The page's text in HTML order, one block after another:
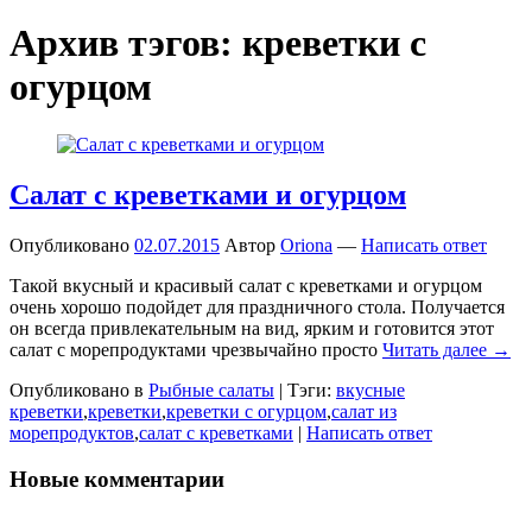
Архив тэгов: креветки с
огурцом
Салат с креветками и огурцом
Опубликовано 02.07.2015 Автор Oriona — Написать ответ
Такой вкусный и красивый салат с креветками и огурцом
очень хорошо подойдет для праздничного стола. Получается
он всегда привлекательным на вид, ярким и готовится этот
салат с морепродуктами чрезвычайно просто Читать далее →
Опубликовано в Рыбные салаты | Тэги: вкусные
креветки,креветки,креветки с огурцом,салат из
морепродуктов,салат с креветками | Написать ответ
Новые комментарии